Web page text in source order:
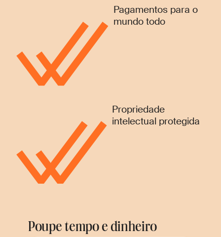
Pagamentos para o
mundo todo
Propriedade
intelectual protegida
Poupe tempo e dinheiro